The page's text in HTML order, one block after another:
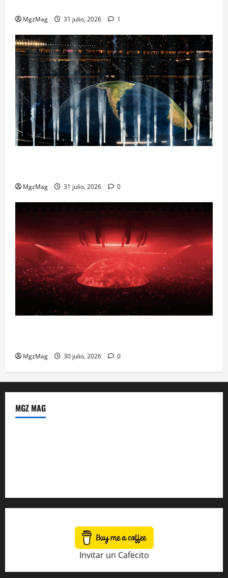
MgzMag 31 julio, 2026 1
MgzMag 31 julio, 2026 0
MgzMag 30 julio, 2026 0
MGZ MAG
Invitar un Cafecito